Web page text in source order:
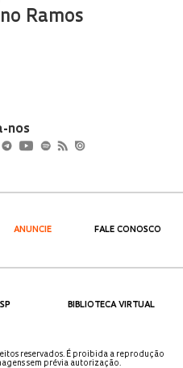
nos
ANUNCIE FALE CONOSCO
BIBLIOTECA VIRTUAL
reservados. É proibida a reprodução
sem prévia autorização.